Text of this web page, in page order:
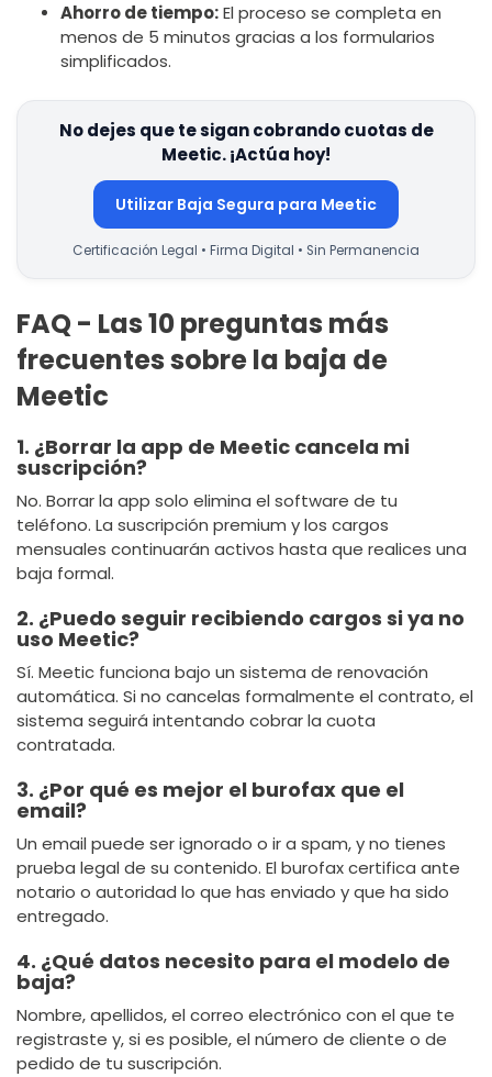
Ahorro de tiempo:El proceso se completa en
menos de 5 minutos gracias a los formularios
simplificados.
No dejes que te sigan cobrando cuotas de
Meetic. ¡Actúa hoy!
Utilizar Baja Segura para Meetic
Certificación Legal • Firma Digital • Sin Permanencia
FAQ - Las 10 preguntas más
frecuentes sobre la baja de
Meetic
1. ¿Borrar la app de Meetic cancela mi
suscripción?
No. Borrar la app solo elimina el software de tu
teléfono. La suscripción premium y los cargos
mensuales continuarán activos hasta que realices una
baja formal.
2. ¿Puedo seguir recibiendo cargos si ya no
uso Meetic?
Sí. Meetic funciona bajo un sistema de renovación
automática. Si no cancelas formalmente el contrato, el
sistema seguirá intentando cobrar la cuota
contratada.
3. ¿Por qué es mejor el burofax que el
email?
Un email puede ser ignorado o ir a spam, y no tienes
prueba legal de su contenido. El burofax certifica ante
notario o autoridad lo que has enviado y que ha sido
entregado.
4. ¿Qué datos necesito para el modelo de
baja?
Nombre, apellidos, el correo electrónico con el que te
registraste y, si es posible, el número de cliente o de
pedido de tu suscripción.